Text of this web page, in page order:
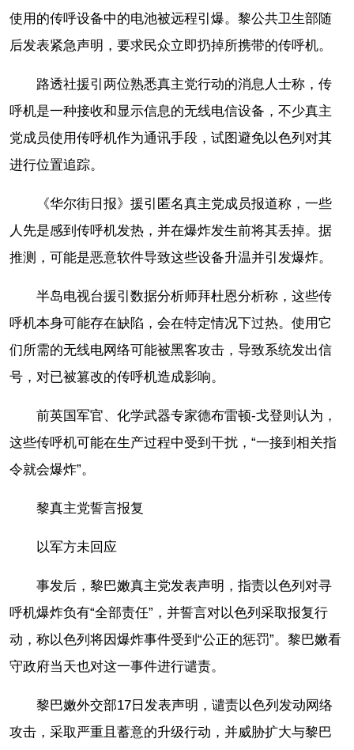
使用的传呼设备中的电池被远程引爆。黎公共卫生部随
后发表紧急声明，要求民众立即扔掉所携带的传呼机。
路透社援引两位熟悉真主党行动的消息人士称，传
呼机是一种接收和显示信息的无线电信设备，不少真主
党成员使用传呼机作为通讯手段，试图避免以色列对其
进行位置追踪。
《华尔街日报》援引匿名真主党成员报道称，一些
人先是感到传呼机发热，并在爆炸发生前将其丢掉。据
推测，可能是恶意软件导致这些设备升温并引发爆炸。
半岛电视台援引数据分析师拜杜恩分析称，这些传
呼机本身可能存在缺陷，会在特定情况下过热。使用它
们所需的无线电网络可能被黑客攻击，导致系统发出信
号，对已被篡改的传呼机造成影响。
前英国军官、化学武器专家德布雷顿-戈登则认为，
这些传呼机可能在生产过程中受到干扰，“一接到相关指
令就会爆炸”。
黎真主党誓言报复
以军方未回应
事发后，黎巴嫩真主党发表声明，指责以色列对寻
呼机爆炸负有“全部责任”，并誓言对以色列采取报复行
动，称以色列将因爆炸事件受到“公正的惩罚”。黎巴嫩看
守政府当天也对这一事件进行谴责。
黎巴嫩外交部17日发表声明，谴责以色列发动网络
攻击，采取严重且蓄意的升级行动，并威胁扩大与黎巴